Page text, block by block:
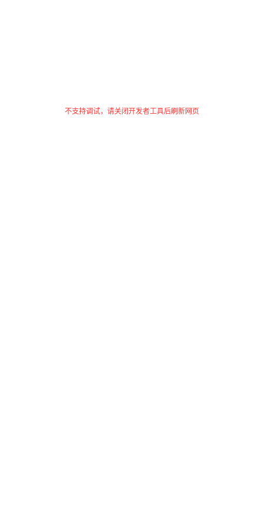
不支持调试，请关闭开发者工具后刷新网页